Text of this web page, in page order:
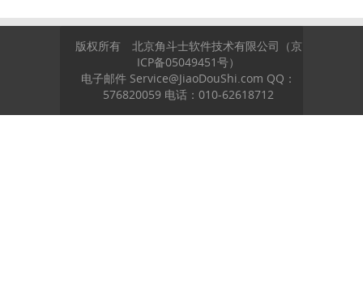
版权所有 北京角斗士软件技术有限公司（京
ICP备05049451号）
电子邮件 Service@JiaoDouShi.com QQ：
576820059 电话：010-62618712